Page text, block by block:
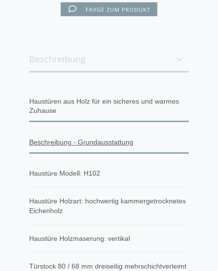
FRAGE ZUM PRODUKT
Beschreibung
Haustüren aus Holz für ein sicheres und warmes
Zuhause
Beschreibung - Grundausstattung
Haustüre Modell: H102
Haustüre Holzart: hochwertig kammergetrocknetes
Eichenholz
Haustüre Holzmaserung: vertikal
Türstock 80 / 68 mm dreiseitig mehrschichtverleimt